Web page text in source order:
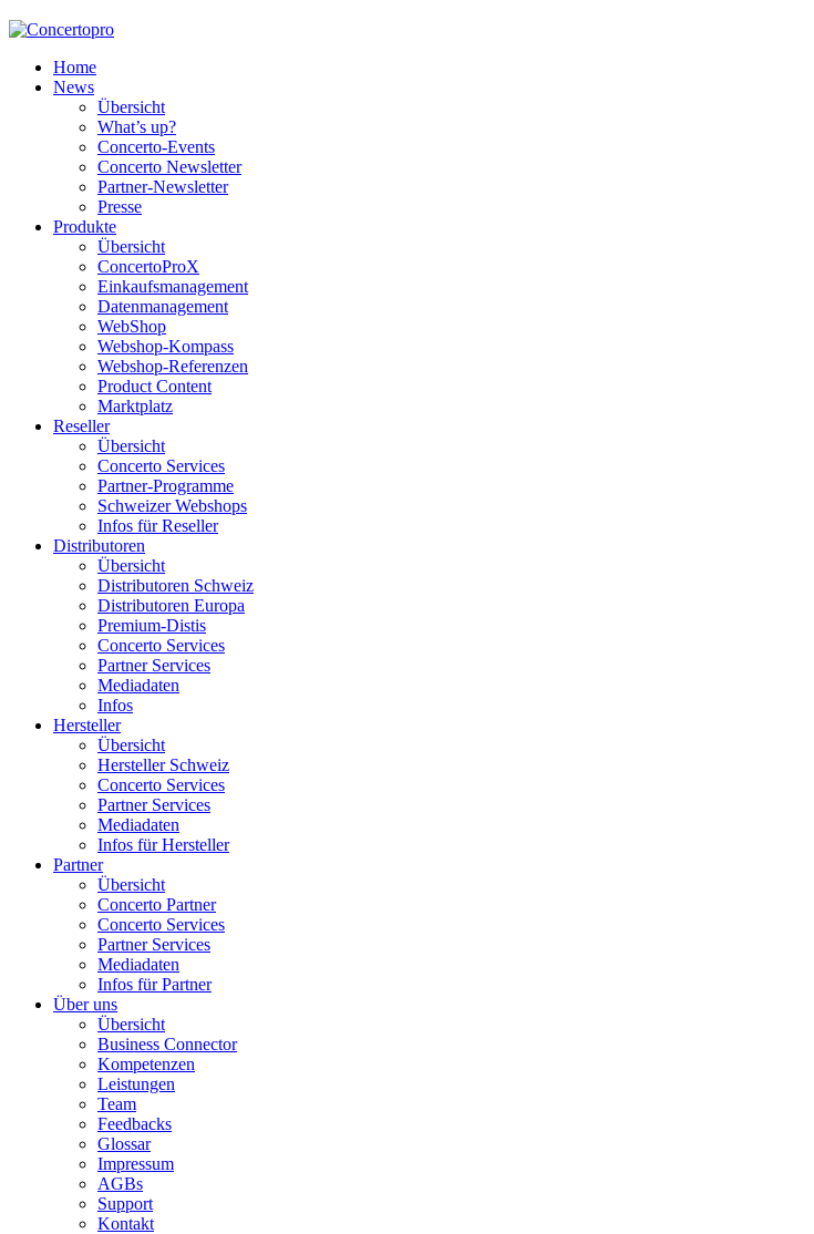
Home
News
Übersicht
What’s up?
Concerto-Events
Concerto Newsletter
Partner-Newsletter
Presse
Produkte
Übersicht
ConcertoProX
Einkaufsmanagement
Datenmanagement
WebShop
Webshop-Kompass
Webshop-Referenzen
Product Content
Marktplatz
Reseller
Übersicht
Concerto Services
Partner-Programme
Schweizer Webshops
Infos für Reseller
Distributoren
Übersicht
Distributoren Schweiz
Distributoren Europa
Premium-Distis
Concerto Services
Partner Services
Mediadaten
Infos
Hersteller
Übersicht
Hersteller Schweiz
Concerto Services
Partner Services
Mediadaten
Infos für Hersteller
Partner
Übersicht
Concerto Partner
Concerto Services
Partner Services
Mediadaten
Infos für Partner
Über uns
Übersicht
Business Connector
Kompetenzen
Leistungen
Team
Feedbacks
Glossar
Impressum
AGBs
Support
Kontakt